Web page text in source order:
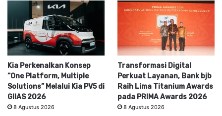
Kia Perkenalkan Konsep
“One Platform, Multiple
Solutions” Melalui Kia PV5 di
GIIAS 2026
8 Agustus 2026
Transformasi Digital
Perkuat Layanan, Bank bjb
Raih Lima Titanium Awards
pada PRIMA Awards 2026
8 Agustus 2026